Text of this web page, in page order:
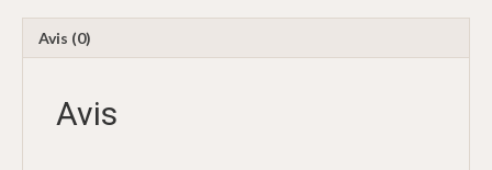
Avis (0)
Avis